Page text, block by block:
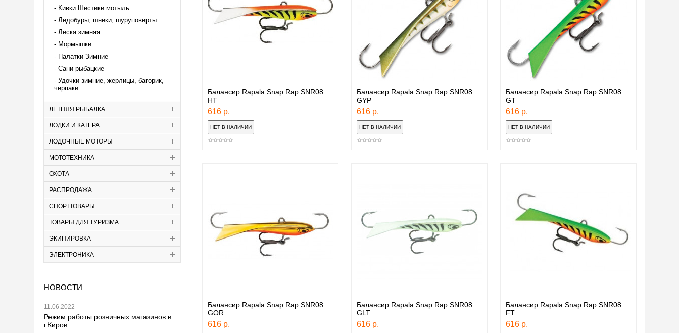
Кивки Шестики мотыль
Ледобуры, шнеки, шуруповерты
Леска зимняя
Мормышки
Палатки Зимние
Сани рыбацкие
Удочки зимние, жерлицы, багорик,
черпаки
ЛЕТНЯЯ РЫБАЛКА
ЛОДКИ И КАТЕРА
ЛОДОЧНЫЕ МОТОРЫ
МОТОТЕХНИКА
ОХОТА
РАСПРОДАЖА
СПОРТТОВАРЫ
ТОВАРЫ ДЛЯ ТУРИЗМА
ЭКИПИРОВКА
ЭЛЕКТРОНИКА
НОВОСТИ
11.06.2022
Режим работы розничных магазинов в
г.Киров
Балансир Rapala Snap Rap SNR08
HT
616 р.
Балансир Rapala Snap Rap SNR08
GYP
616 р.
Балансир Rapala Snap Rap SNR08
GT
616 р.
Балансир Rapala Snap Rap SNR08
GOR
616 р.
Балансир Rapala Snap Rap SNR08
GLT
616 р.
Балансир Rapala Snap Rap SNR08
FТ
616 р.